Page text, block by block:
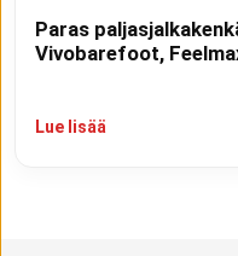
Paras
Vivobarefoot,
Lue lisää